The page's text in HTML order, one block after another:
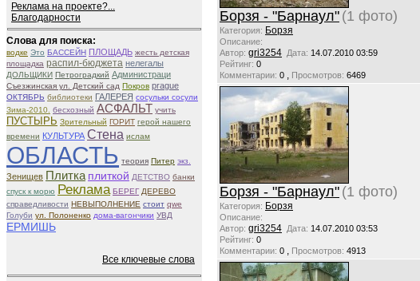
Реклама на проекте?...
Благодарности
Слова для поиска:
водке Это БАССЕЙН ПЛОЩАДЬ жесть детская
площадка распил-бюджета нелегалы
ДОЛЬЩИКИ Петроградкий Администраци
Съезжинская ул. Детский сад Покров prague
ОКТЯБРЬ библиотеки ГАЛЕРЕЯ сосульки сосули
Зима-2010. бесхозный АСФАЛЬТ учить
ПУСТЫРЬ Зрительный ГОРИТ герой нашего
времени КУЛЬТУРА Стена ислам
ОБЛАСТЬ теория Питер экз.
Зенищев Плитка плиткой ДЕТСТВО банки
спуск к морю Реклама БЕРЕГ ДЕРЕВО
справедливости НЕВЫПОЛНЕНИЕ стоит qwe
Голуби ул. Полоненко дома-вагончики УВД
ЕРМИШЬ
Все ключевые слова
Борзя - "Барнаул" (1 фото)
Категория: Борзя
Описание:
Автор: gri3254 Дата: 14.07.2010 03:59
Рейтинг: 0
Комментарии: 0 , Просмотров: 6469
Борзя - "Барнаул" (1 фото)
Категория: Борзя
Описание:
Автор: gri3254 Дата: 14.07.2010 03:53
Рейтинг: 0
Комментарии: 0 , Просмотров: 4913